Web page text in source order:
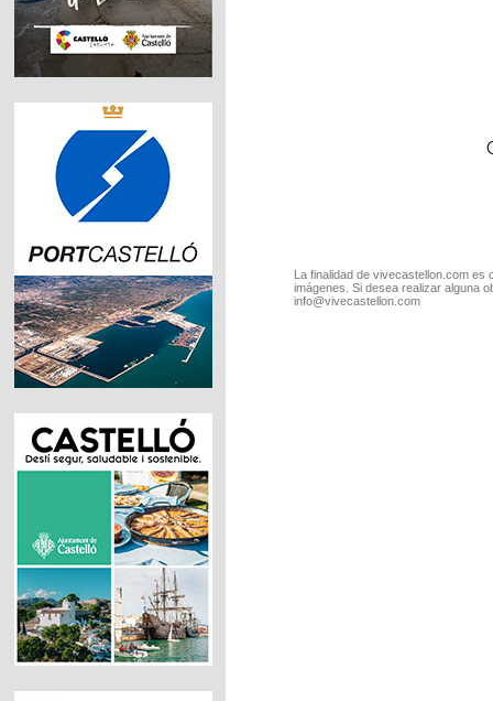
La finalidad de vivecastellon.com
imágenes. Si desea realizar alguna
info@vivecastellon.com